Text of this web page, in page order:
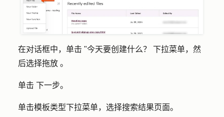
在对话框中，单击 "今天要创建什么？ 下拉菜单，然
后选择拖放 。
单击 下一步。
单击模板类型下拉菜单，选择搜索结果页面。